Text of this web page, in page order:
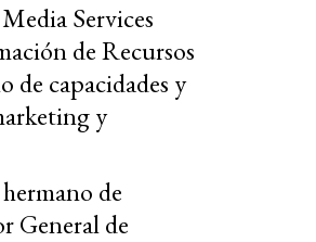
Services
de Recursos
de capacidades y
y
de
General de